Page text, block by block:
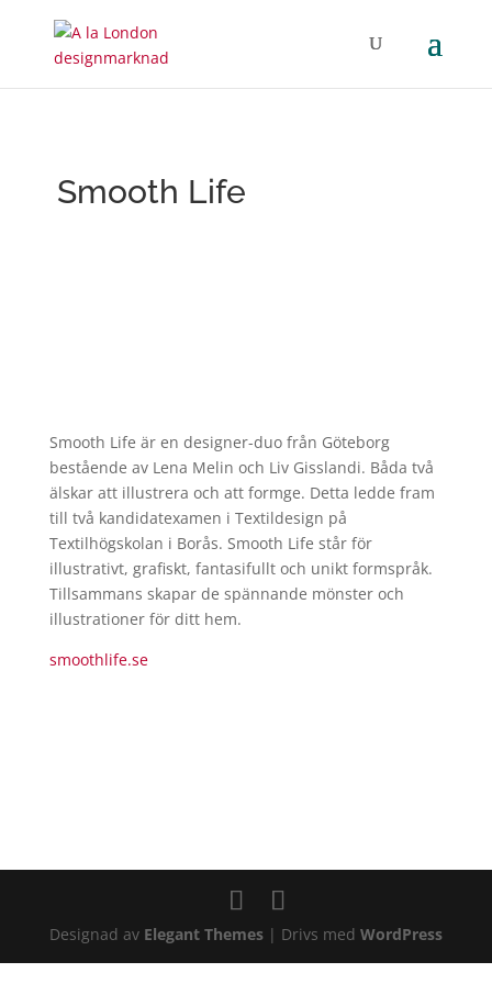
Smooth Life
Smooth Life är en designer-duo från Göteborg
bestående av Lena Melin och Liv Gisslandi. Båda två
älskar att illustrera och att formge. Detta ledde fram
till två kandidatexamen i Textildesign på
Textilhögskolan i Borås. Smooth Life står för
illustrativt, grafiskt, fantasifullt och unikt formspråk.
Tillsammans skapar de spännande mönster och
illustrationer för ditt hem.
smoothlife.se
Designad av Elegant Themes| Drivs med WordPress